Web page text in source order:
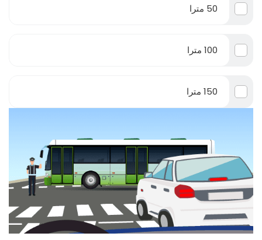
50 مترا
100 مترا
150 مترا